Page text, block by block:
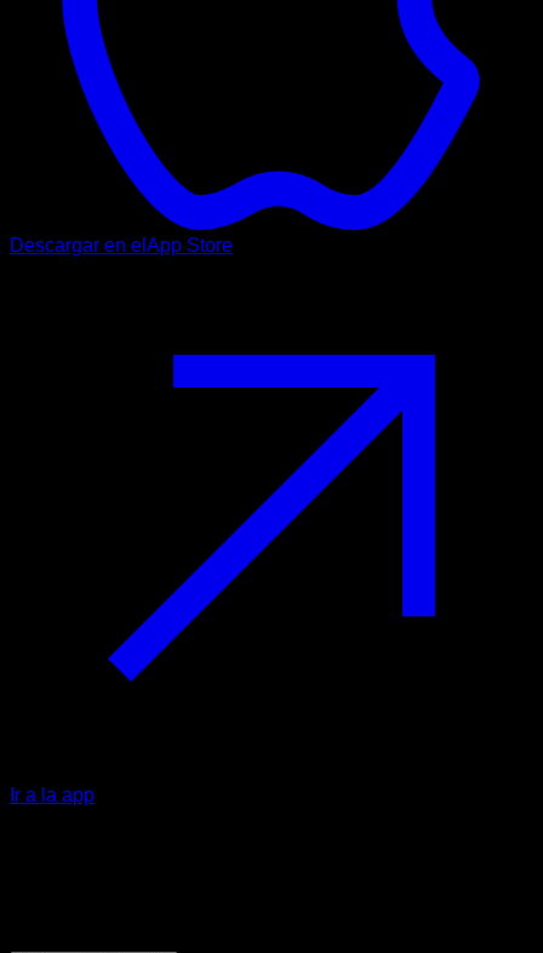
Descargar en el App Store
Ir a la app